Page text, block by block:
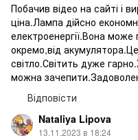
Побачив відео на сайті і
ціна.Лампа дійсно
електроенергії.Вона може
окремо,від
світло.Світить дуже
можна
Відповісти
Nataliya Lipova
13.11.2023 в 18:24